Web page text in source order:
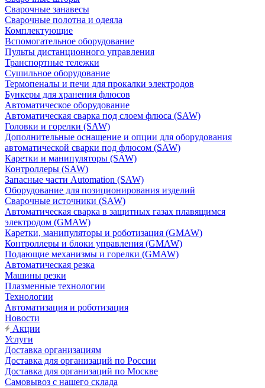
Сварочные занавесы
Сварочные полотна и одеяла
Комплектующие
Вспомогательное оборудование
Пульты дистанционного управления
Транспортные тележки
Сушильное оборудование
Термопеналы и печи для прокалки электродов
Бункеры для хранения флюсов
Автоматическое оборудование
Автоматическая сварка под слоем флюса (SAW)
Головки и горелки (SAW)
Дополнительные оснащение и опции для оборудования
автоматической сварки под флюсом (SAW)
Каретки и манипуляторы (SAW)
Контроллеры (SAW)
Запасные части Automation (SAW)
Оборудование для позиционирования изделий
Сварочные источники (SAW)
Автоматическая сварка в защитных газах плавящимся
электродом (GMAW)
Каретки, манипуляторы и роботизация (GMAW)
Контроллеры и блоки управления (GMAW)
Подающие механизмы и горелки (GMAW)
Автоматическая резка
Машины резки
Плазменные технологии
Технологии
Автоматизация и роботизация
Новости
Акции
Услуги
Доставка организациям
Доставка для организаций по России
Доставка для организаций по Москве
Самовывоз с нашего склада